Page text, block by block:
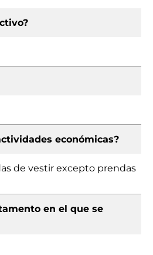
económicas?
de vestir excepto prendas
en el que se